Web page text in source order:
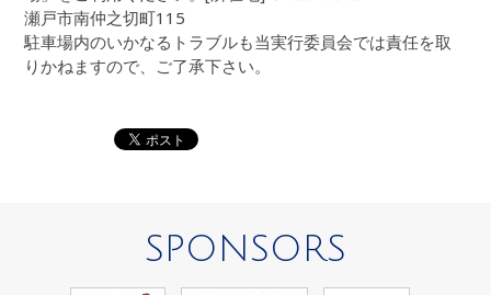
瀬戸市南仲之切町115
駐車場内のいかなるトラブルも当実行委員会では責任を取
りかねますので、ご了承下さい。
SPONSORS